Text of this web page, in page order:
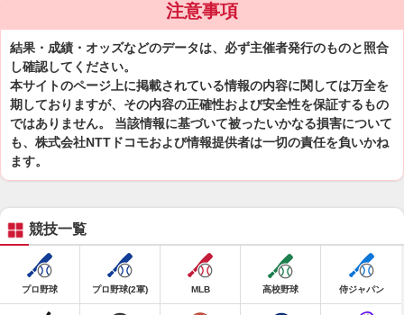
注意事項
結果・成績・オッズなどのデータは、必ず主催者発行のものと照合
し確認してください。
本サイトのページ上に掲載されている情報の内容に関しては万全を
期しておりますが、その内容の正確性および安全性を保証するもの
ではありません。 当該情報に基づいて被ったいかなる損害について
も、株式会社NTTドコモおよび情報提供者は一切の責任を負いかね
ます。
競技一覧
プロ野球 プロ野球(2軍) MLB 高校野球 侍ジャパン